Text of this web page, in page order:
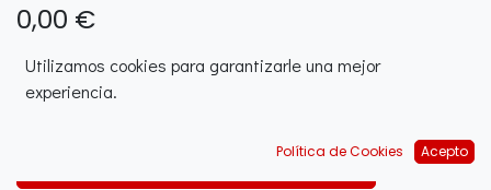
0,00 €
AÑADIR AL CARRITO
Utilizamos cookies para garantizarle una mejor
experiencia.
Política de Cookies Acepto